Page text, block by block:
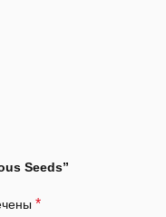
Seeds”
*